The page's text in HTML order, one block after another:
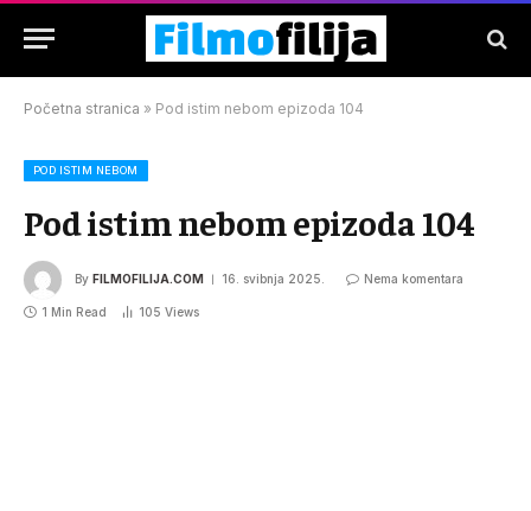
Početna stranica » Pod istim nebom epizoda 104
POD ISTIM NEBOM
Pod istim nebom epizoda 104
By FILMOFILIJA.COM 16. svibnja 2025. Nema komentara
1 Min Read 105 Views